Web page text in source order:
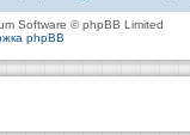
Software © phpBB Limited
phpBB